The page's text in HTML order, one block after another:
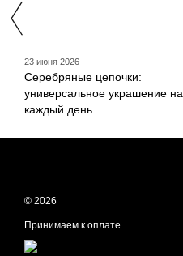
23 июня 2026
Серебряные цепочки:
универсальное украшение на
каждый день
© 2026
Принимаем к оплате